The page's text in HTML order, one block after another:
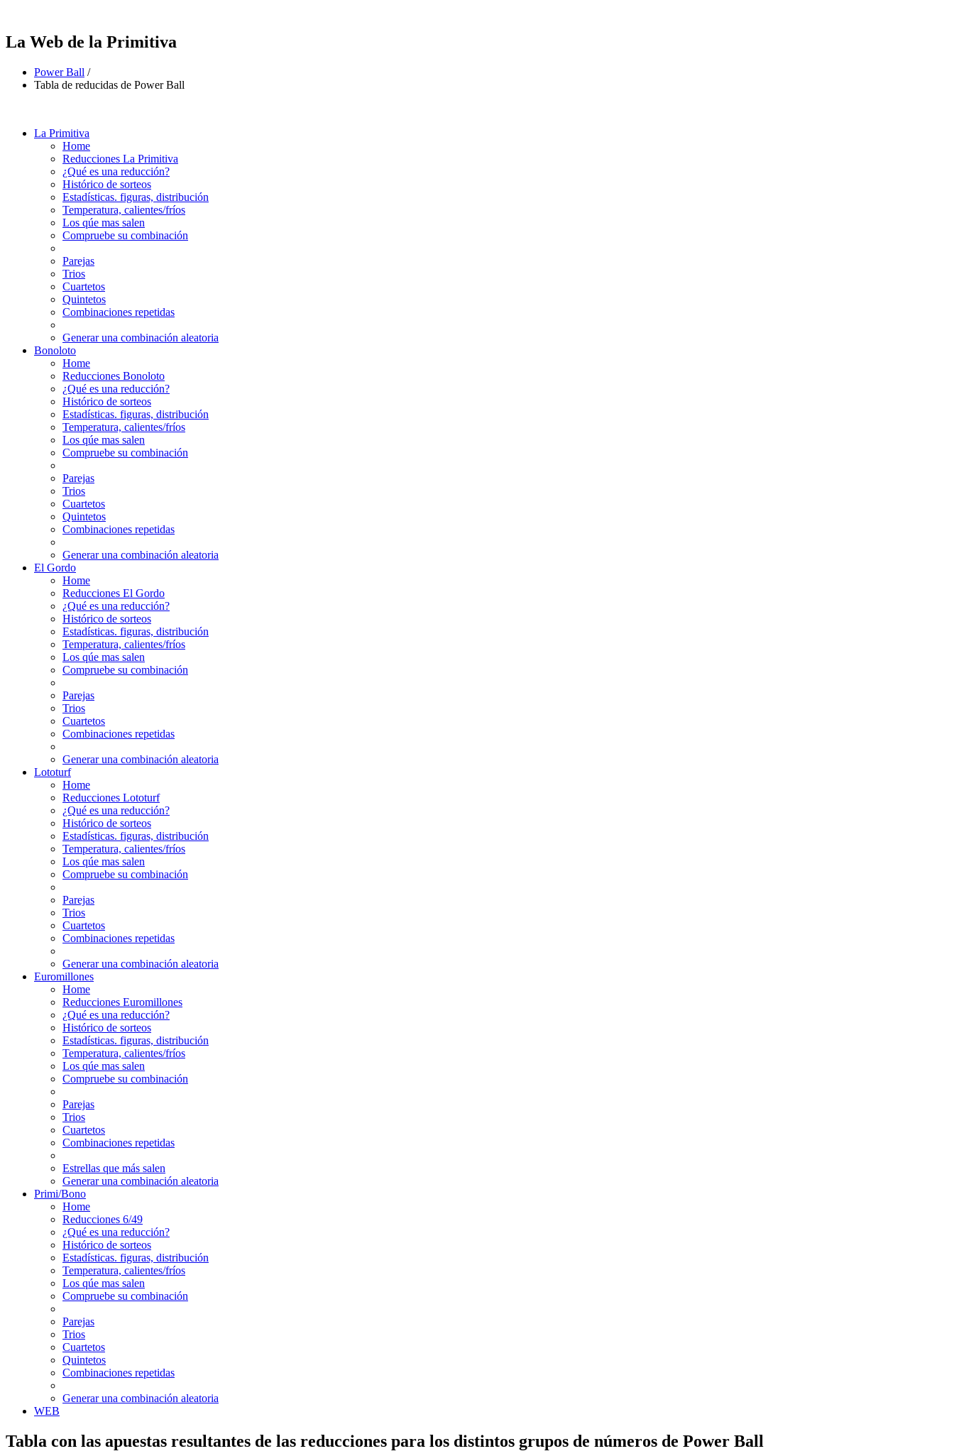
La Web de la Primitiva
Power Ball /
Tabla de reducidas de Power Ball
La Primitiva
Home
Reducciones La Primitiva
¿Qué es una reducción?
Histórico de sorteos
Estadísticas. figuras, distribución
Temperatura, calientes/fríos
Los qúe mas salen
Compruebe su combinación
Parejas
Trios
Cuartetos
Quintetos
Combinaciones repetidas
Generar una combinación aleatoria
Bonoloto
Home
Reducciones Bonoloto
¿Qué es una reducción?
Histórico de sorteos
Estadísticas. figuras, distribución
Temperatura, calientes/fríos
Los qúe mas salen
Compruebe su combinación
Parejas
Trios
Cuartetos
Quintetos
Combinaciones repetidas
Generar una combinación aleatoria
El Gordo
Home
Reducciones El Gordo
¿Qué es una reducción?
Histórico de sorteos
Estadísticas. figuras, distribución
Temperatura, calientes/fríos
Los qúe mas salen
Compruebe su combinación
Parejas
Trios
Cuartetos
Combinaciones repetidas
Generar una combinación aleatoria
Lototurf
Home
Reducciones Lototurf
¿Qué es una reducción?
Histórico de sorteos
Estadísticas. figuras, distribución
Temperatura, calientes/fríos
Los qúe mas salen
Compruebe su combinación
Parejas
Trios
Cuartetos
Combinaciones repetidas
Generar una combinación aleatoria
Euromillones
Home
Reducciones Euromillones
¿Qué es una reducción?
Histórico de sorteos
Estadísticas. figuras, distribución
Temperatura, calientes/fríos
Los qúe mas salen
Compruebe su combinación
Parejas
Trios
Cuartetos
Combinaciones repetidas
Estrellas que más salen
Generar una combinación aleatoria
Primi/Bono
Home
Reducciones 6/49
¿Qué es una reducción?
Histórico de sorteos
Estadísticas. figuras, distribución
Temperatura, calientes/fríos
Los qúe mas salen
Compruebe su combinación
Parejas
Trios
Cuartetos
Quintetos
Combinaciones repetidas
Generar una combinación aleatoria
WEB
Tabla con las apuestas resultantes de las reducciones para los distintos grupos de números de Power Ball